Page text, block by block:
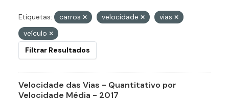
Etiquetas: carros velocidade
vias
veículo
Filtrar Resultados
Velocidade das Vias - Quantitativo por
Velocidade Média - 2017